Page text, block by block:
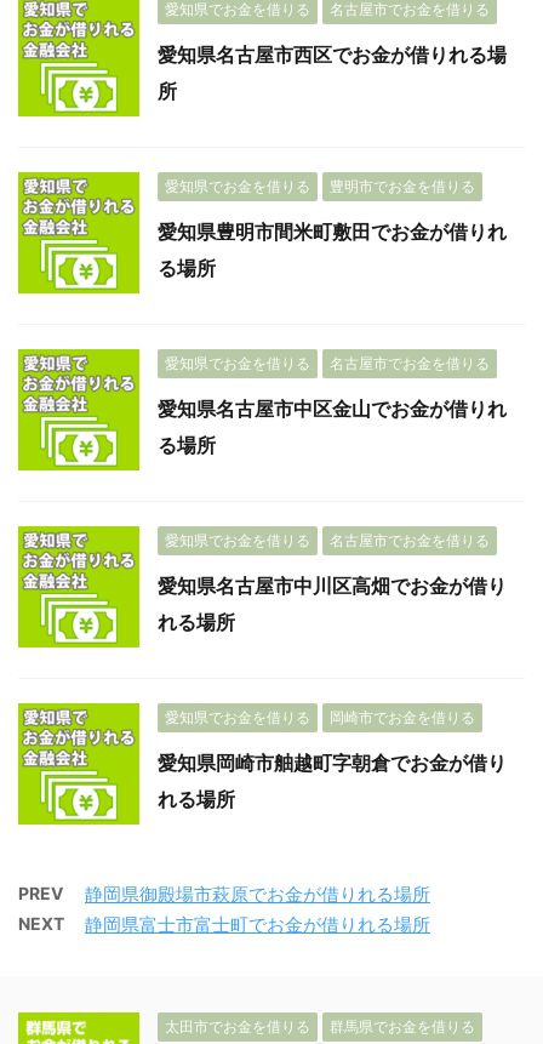
愛知県でお金を借りる 名古屋市でお金を借りる
愛知県名古屋市西区でお金が借りれる場
所
愛知県でお金を借りる 豊明市でお金を借りる
愛知県豊明市間米町敷田でお金が借りれ
る場所
愛知県でお金を借りる 名古屋市でお金を借りる
愛知県名古屋市中区金山でお金が借りれ
る場所
愛知県でお金を借りる 名古屋市でお金を借りる
愛知県名古屋市中川区高畑でお金が借り
れる場所
愛知県でお金を借りる 岡崎市でお金を借りる
愛知県岡崎市舳越町字朝倉でお金が借り
れる場所
PREV 静岡県御殿場市萩原でお金が借りれる場所
NEXT 静岡県富士市富士町でお金が借りれる場所
太田市でお金を借りる 群馬県でお金を借りる